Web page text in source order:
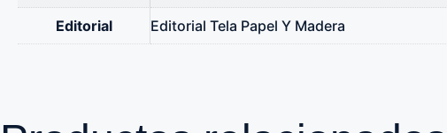
Editorial Editorial Tela Papel Y Madera